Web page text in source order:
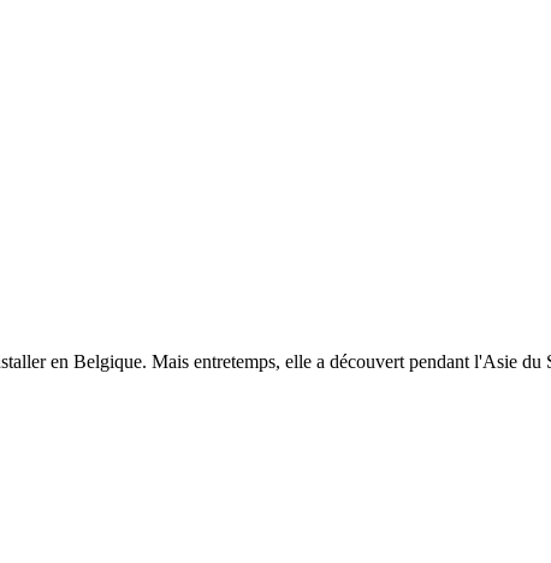
en Belgique. Mais entretemps, elle a découvert pendant l'Asie